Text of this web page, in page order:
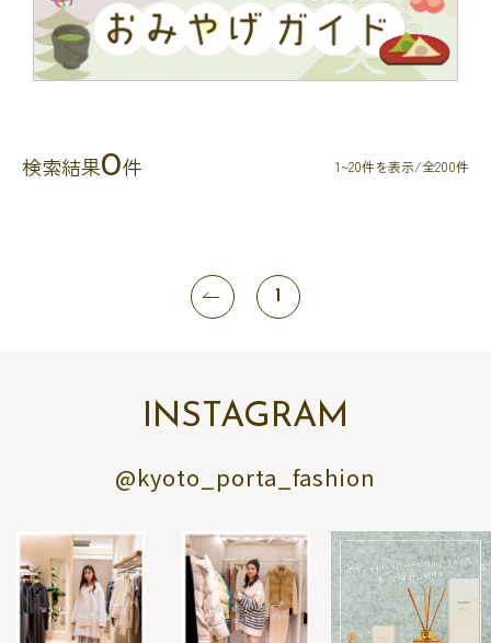
検索結果0件 1~20件を表示/全200件
1
INSTAGRAM
@kyoto_porta_fashion